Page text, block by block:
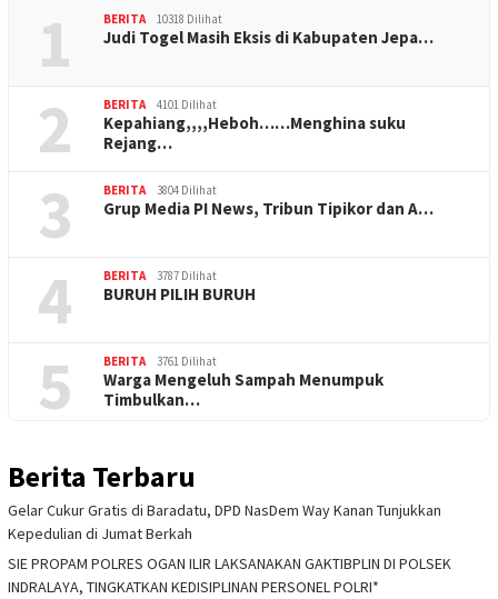
1 BERITA 10318 Dilihat
Judi Togel Masih Eksis di Kabupaten Jepa…
2 BERITA 4101 Dilihat
Kepahiang,,,,Heboh……Menghina suku
Rejang…
3 BERITA 3804 Dilihat
Grup Media PI News, Tribun Tipikor dan A…
4 BERITA 3787 Dilihat
BURUH PILIH BURUH
5 BERITA 3761 Dilihat
Warga Mengeluh Sampah Menumpuk
Timbulkan…
Berita Terbaru
Gelar Cukur Gratis di Baradatu, DPD NasDem Way Kanan Tunjukkan
Kepedulian di Jumat Berkah
SIE PROPAM POLRES OGAN ILIR LAKSANAKAN GAKTIBPLIN DI POLSEK
INDRALAYA, TINGKATKAN KEDISIPLINAN PERSONEL POLRI*